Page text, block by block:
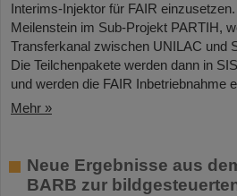
Interims-Injektor für FAIR
Meilenstein im Sub-Projekt PARTIH,
Transferkanal zwischen UNILAC und
Die Teilchenpakete werden dann in
und werden die FAIR Inbetriebnahme
Mehr »
Neue Ergebnisse aus
BARB zur